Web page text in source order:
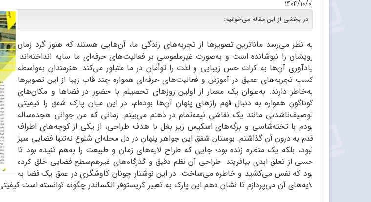
۱۴۰۴/۱۰/۰۱
در بخشی از این مقاله می‌خوانیم:
به نظر می‌رسد ماناترین تصویرها از تجربه‌های زندگی ما، آن‌هایی هستند که هنوز گرد زمان
رویشان را نپوشانده است و به‌صورت غیرملموسی بر فعالیت‌های حرفه‌ای ما سایه انداخته‌اند.
یادآوری آن‌ها به کرات حس زیبایی و لذت را توأمان در ما متبلور می‌کند. هنرمندان به‌واسطه
کسب تجربه‌های عمیق در آموزش و فعالیت‌های حرفه‌ای همواره چند قاب زیبا از این تصویرها
به‌خاطر دارند. به‌عنوان یک معمار از اولین روزهای تحصیلم با حضور در فضاها و مکان‌های
گوناگون همواره به دنبال فهم رازهای پنهان آن‌ها بوده‌ام، در این میان پارک شفق را کیفیتی
توصیف‌ناشدنی مانند یک نقاشی نیمه‌تمام در ذهنم می‌بینم. زمانی که من جوانی هجده‌‌ساله
بودم با تخته‌شاسی و برگه‌های اسکیس زیر بغل با هدف طراحی، از یکی از کوچه‌های اطراف
قدم به درون آن گذاشتم. بوستان شفق این جواهر پنهان در دل محله‌ای شلوغ نه‌تنها فضایی سبز
نبود، بلکه یک منظره زنده بود؛ جایی که طراح لایه‌های زمان و طبیعت را به‌هم تنیده بود تا
حسی از تعلق ابدی بیافریند. طراحی آن نظم دقیق و گذرگاه‌های غیرهم‌سطح فضایی خلق کرده
بود که نفس می‌کشید و خاطره می‌ساخت. در این نوشتار چونان کاوشگری در عمق یک فضا به
لایه‌های آن می‌پردازم تا نشان دهم این پارک به تعبیر کریستوفر الکساندر چگونه توانسته است